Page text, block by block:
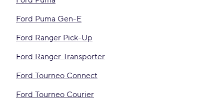
Ford Puma Gen-E
Ford Ranger Pick-Up
Ford Ranger Transporter
Ford Tourneo Connect
Ford Tourneo Courier